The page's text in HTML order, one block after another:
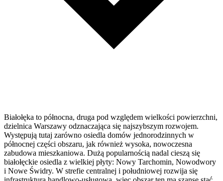
Białołęka to północna, druga pod względem wielkości powierzchni,
dzielnica Warszawy odznaczająca się najszybszym rozwojem.
Występują tutaj zarówno osiedla domów jednorodzinnych w
północnej części obszaru, jak również wysoka, nowoczesna
zabudowa mieszkaniowa. Dużą popularnością nadal cieszą się
białołęckie osiedla z wielkiej płyty: Nowy Tarchomin, Nowodwory
i Nowe Świdry. W strefie centralnej i południowej rozwija się